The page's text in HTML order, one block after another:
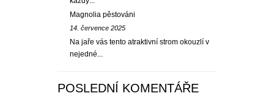
Magnolia pěstováni
14. července 2025
Na jaře vás tento atraktivní strom okouzlí v
nejedné...
POSLEDNÍ KOMENTÁŘE